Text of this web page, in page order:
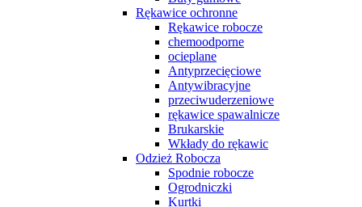
Rękawice ochronne
Rękawice robocze
chemoodporne
ocieplane
Antyprzecięciowe
Antywibracyjne
przeciwuderzeniowe
rękawice spawalnicze
Brukarskie
Wkłady do rękawic
Odzież Robocza
Spodnie robocze
Ogrodniczki
Kurtki